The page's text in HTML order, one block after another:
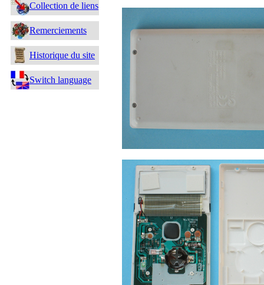
Collection de liens
Remerciements
Historique du site
Switch language